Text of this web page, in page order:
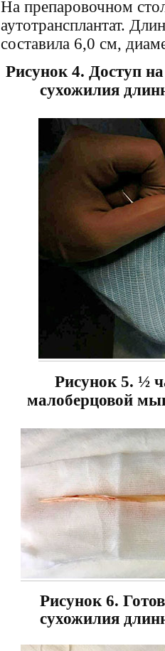
На препаровочном
аутотрансплантат.
составила 6,0 см,
Рисунок 4. Доступ
сухожилия
Рисунок 5. ½
малоберцовой
Рисунок 6.
сухожилия